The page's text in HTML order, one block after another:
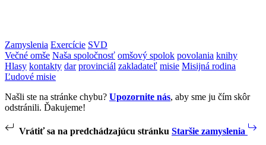
Zamyslenia Exercície SVD
Večné omše Naša spoločnosť omšový spolok povolania knihy
Hlasy kontakty dar provinciál zakladateľ misie Misijná rodina
Ľudové misie
Našli ste na stránke chybu? Upozornite nás, aby sme ju čím skôr
odstránili. Ďakujeme!
Vrátiť sa na predchádzajúcu stránku Staršie zamyslenia